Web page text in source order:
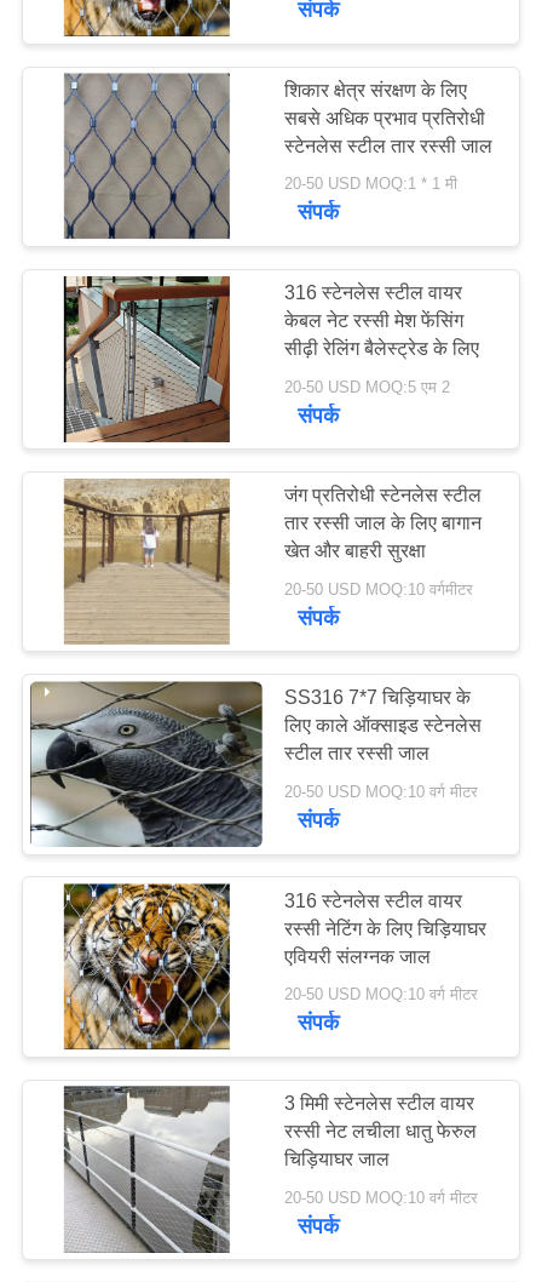
संपर्क
शिकार क्षेत्र संरक्षण के लिए
सबसे अधिक प्रभाव प्रतिरोधी
स्टेनलेस स्टील तार रस्सी जाल
20-50 USD MOQ:1 * 1 मी
संपर्क
316 स्टेनलेस स्टील वायर
केबल नेट रस्सी मेश फेंसिंग
सीढ़ी रेलिंग बैलेस्ट्रेड के लिए
20-50 USD MOQ:5 एम 2
संपर्क
जंग प्रतिरोधी स्टेनलेस स्टील
तार रस्सी जाल के लिए बागान
खेत और बाहरी सुरक्षा
20-50 USD MOQ:10 वर्गमीटर
संपर्क
SS316 7*7 चिड़ियाघर के
लिए काले ऑक्साइड स्टेनलेस
स्टील तार रस्सी जाल
20-50 USD MOQ:10 वर्ग मीटर
संपर्क
316 स्टेनलेस स्टील वायर
रस्सी नेटिंग के लिए चिड़ियाघर
एवियरी संलग्नक जाल
20-50 USD MOQ:10 वर्ग मीटर
संपर्क
3 मिमी स्टेनलेस स्टील वायर
रस्सी नेट लचीला धातु फेरुल
चिड़ियाघर जाल
20-50 USD MOQ:10 वर्ग मीटर
संपर्क